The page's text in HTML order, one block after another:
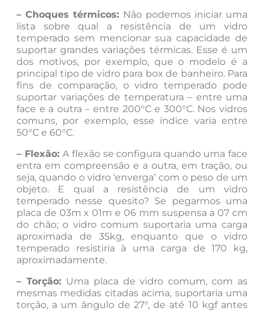
– Choques térmicos: Não podemos iniciar uma
lista sobre qual a resistência de um vidro
temperado sem mencionar sua capacidade de
suportar grandes variações térmicas. Esse é um
dos motivos, por exemplo, que o modelo é a
principal tipo de vidro para box de banheiro. Para
fins de comparação, o vidro temperado pode
suportar variações de temperatura – entre uma
face e a outra – entre 200°C e 300°C. Nos vidros
comuns, por exemplo, esse índice varia entre
50°C e 60°C.
– Flexão:A flexão se configura quando uma face
entra em compreensão e a outra, em tração, ou
seja, quando o vidro ‘enverga’ com o peso de um
objeto. E qual a resistência de um vidro
temperado nesse quesito? Se pegarmos uma
placa de 03m x 01m e 06 mm suspensa a 07 cm
do chão; o vidro comum suportaria uma carga
aproximada de 35kg, enquanto que o vidro
temperado resistiria à uma carga de 170 kg,
aproximadamente.
– Torção: Uma placa de vidro comum, com as
mesmas medidas citadas acima, suportaria uma
torção, a um ângulo de 27°, de até 10 kgf antes